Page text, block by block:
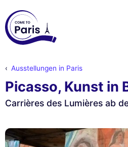
Ausstellungen in Paris
Picasso, Kunst in
Carrières des Lumières ab